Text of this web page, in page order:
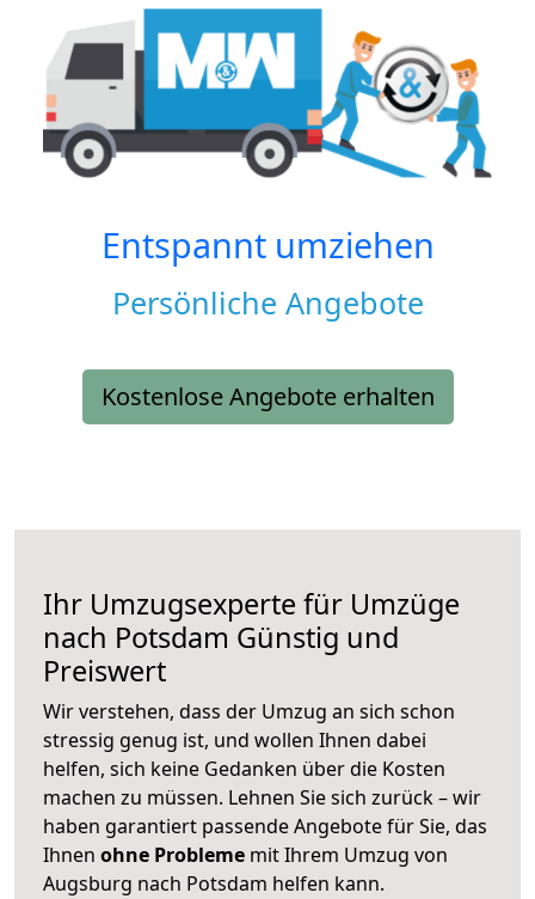
Entspannt umziehen
Persönliche Angebote
Kostenlose Angebote erhalten
Ihr Umzugsexperte für Umzüge
nach Potsdam Günstig und
Preiswert
Wir verstehen, dass der Umzug an sich schon
stressig genug ist, und wollen Ihnen dabei
helfen, sich keine Gedanken über die Kosten
machen zu müssen. Lehnen Sie sich zurück – wir
haben garantiert passende Angebote für Sie, das
Ihnen ohne Probleme mit Ihrem Umzug von
Augsburg nach Potsdam helfen kann.